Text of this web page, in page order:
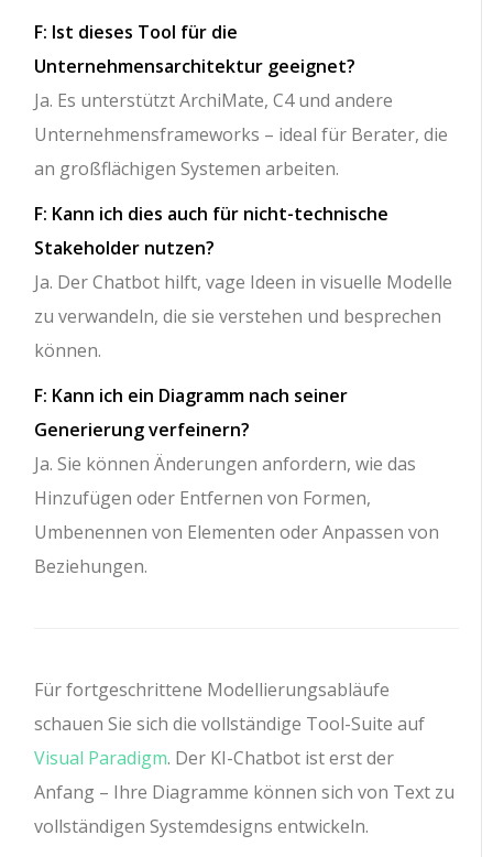
F: Ist dieses Tool für die
Unternehmensarchitektur geeignet?
Ja. Es unterstützt ArchiMate, C4 und andere
Unternehmensframeworks – ideal für Berater, die
an großflächigen Systemen arbeiten.
F: Kann ich dies auch für nicht-technische
Stakeholder nutzen?
Ja. Der Chatbot hilft, vage Ideen in visuelle Modelle
zu verwandeln, die sie verstehen und besprechen
können.
F: Kann ich ein Diagramm nach seiner
Generierung verfeinern?
Ja. Sie können Änderungen anfordern, wie das
Hinzufügen oder Entfernen von Formen,
Umbenennen von Elementen oder Anpassen von
Beziehungen.
Für fortgeschrittene Modellierungsabläufe
schauen Sie sich die vollständige Tool-Suite auf
Visual Paradigm. Der KI-Chatbot ist erst der
Anfang – Ihre Diagramme können sich von Text zu
vollständigen Systemdesigns entwickeln.